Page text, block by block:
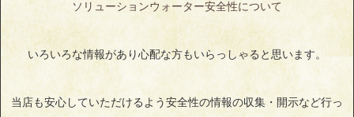
ソリューションウォーター安全性について
いろいろな情報があり心配な方もいらっしゃると思います。
当店も安心していただけるよう安全性の情報の収集・開示など行っ